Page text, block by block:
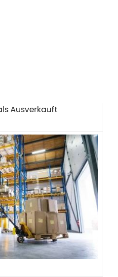
Ausverkauft